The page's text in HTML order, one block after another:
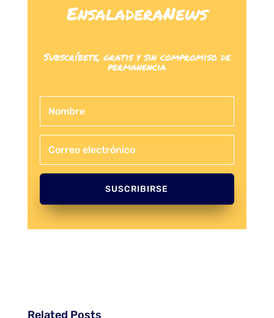
EnsaladeraNews
Subscríbete, gratis y sin compromiso de
permanencia
SUSCRIBIRSE
Related Posts